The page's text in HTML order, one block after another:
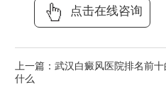
点击在线咨询
上一篇： 武汉白癜风医院排名前
什么